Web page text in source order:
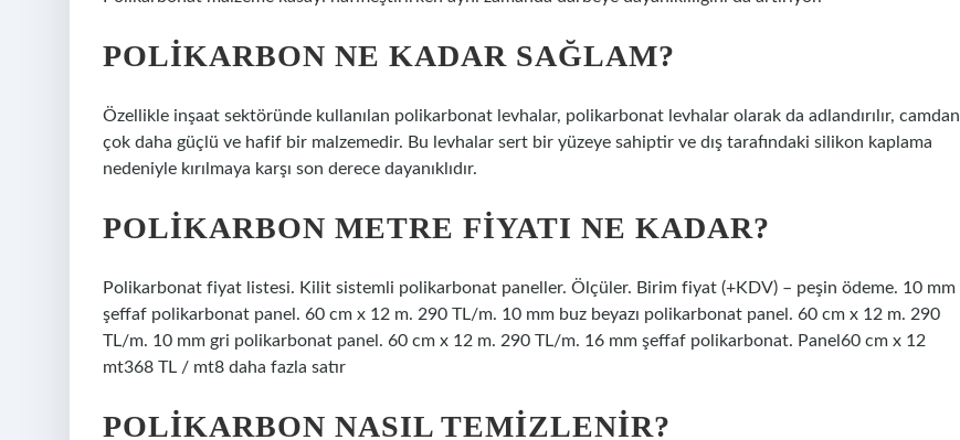
POLIKARBON NE KADAR SAĞLAM?
Özellikle inşaat sektöründe kullanılan polikarbonat levhalar, polikarbonat levhalar olarak da adlandırılır, camdan
çok daha güçlü ve hafif bir malzemedir. Bu levhalar sert bir yüzeye sahiptir ve dış tarafındaki silikon kaplama
nedeniyle kırılmaya karşı son derece dayanıklıdır.
POLIKARBON METRE FIYATI NE KADAR?
Polikarbonat fiyat listesi. Kilit sistemli polikarbonat paneller. Ölçüler. Birim fiyat (+KDV) – peşin ödeme. 10 mm
şeffaf polikarbonat panel. 60 cm x 12 m. 290 TL/m. 10 mm buz beyazı polikarbonat panel. 60 cm x 12 m. 290
TL/m. 10 mm gri polikarbonat panel. 60 cm x 12 m. 290 TL/m. 16 mm şeffaf polikarbonat. Panel60 cm x 12
mt368 TL / mt8 daha fazla satır
POLIKARBON NASIL TEMIZLENIR?